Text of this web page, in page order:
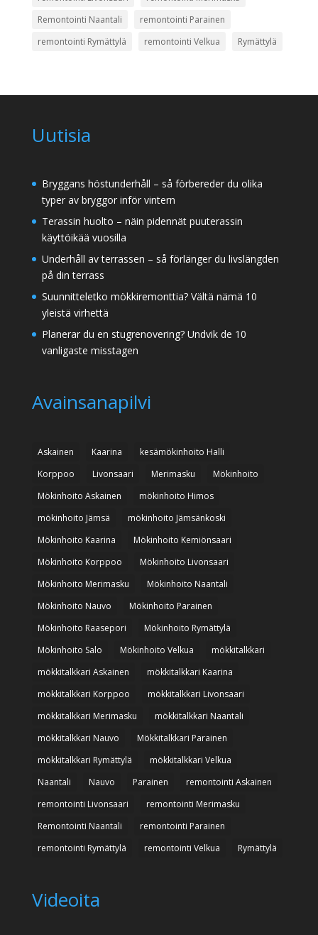
Remontointi Naantali
remontointi Parainen
remontointi Rymättylä
remontointi Velkua Rymättylä
Uutisia
Bryggans höstunderhåll – så förbereder du olika
typer av bryggor inför vintern
Terassin huolto – näin pidennät puuterassin
käyttöikää vuosilla
Underhåll av terrassen – så förlänger du livslängden
på din terrass
Suunnitteletko mökkiremonttia? Vältä nämä 10
yleistä virhettä
Planerar du en stugrenovering? Undvik de 10
vanligaste misstagen
Avainsanapilvi
Askainen Kaarina
kesämökinhoito Halli
Korppoo
Livonsaari Merimasku
Mökinhoito
Mökinhoito Askainen
mökinhoito Himos
mökinhoito Jämsä
mökinhoito Jämsänkoski
Mökinhoito Kaarina
Mökinhoito Kemiönsaari
Mökinhoito Korppoo
Mökinhoito Livonsaari
Mökinhoito Merimasku
Mökinhoito Naantali
Mökinhoito Nauvo
Mökinhoito Parainen
Mökinhoito Raasepori
Mökinhoito Rymättylä
Mökinhoito Salo
Mökinhoito Velkua
mökkitalkkari
mökkitalkkari Askainen
mökkitalkkari Kaarina
mökkitalkkari Korppoo
mökkitalkkari Livonsaari
mökkitalkkari Merimasku
mökkitalkkari Naantali
mökkitalkkari Nauvo
Mökkitalkkari Parainen
mökkitalkkari Rymättylä
mökkitalkkari Velkua
Naantali
Nauvo Parainen
remontointi Askainen
remontointi Livonsaari
remontointi Merimasku
Remontointi Naantali
remontointi Parainen
remontointi Rymättylä
remontointi Velkua Rymättylä
Videoita